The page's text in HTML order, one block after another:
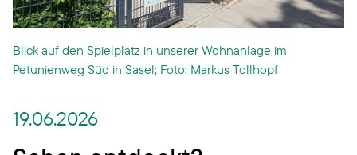
Blick auf den Spielplatz in unserer Wohnanlage im
Petunienweg Süd in Sasel; Foto: Markus Tollhopf
19.06.2026